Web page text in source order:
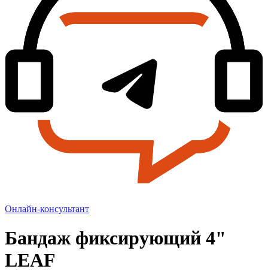
Онлайн-консультант
Бандаж фиксирующий 4"
LEAF